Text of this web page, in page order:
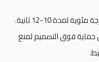
حماية فوق التصميم لمنع